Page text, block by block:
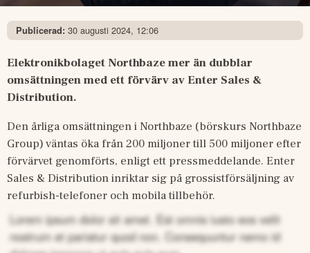
Publicerad: 30 augusti 2024, 12:06
Elektronikbolaget Northbaze mer än dubblar
omsättningen med ett förvärv av Enter Sales &
Distribution.
Den årliga omsättningen i Northbaze (börskurs Northbaze
Group) väntas öka från 200 miljoner till 500 miljoner efter
förvärvet genomförts, enligt ett pressmeddelande. Enter
Sales & Distribution inriktar sig på grossistförsäljning av
refurbish-telefoner och mobila tillbehör.
Lorem ipsum dolor sit amet. Est omnis iusto eos velit
nostrum et pariatur quod non. Consequuntur nemo id